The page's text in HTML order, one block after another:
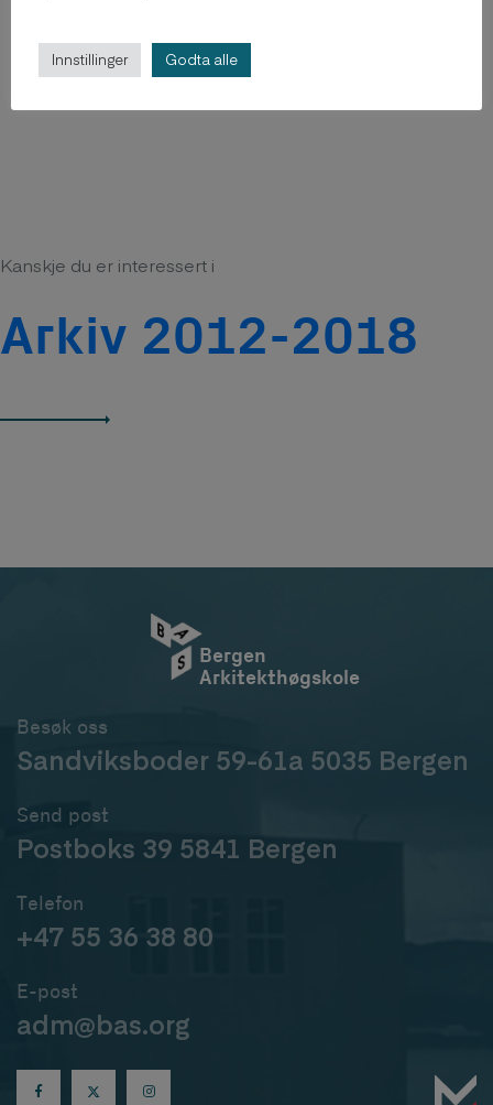
Utforsk prosjektet
Kanskje du er interessert i
Arkiv 2012-2018
Bergen
Arkitekthøgskole
Besøk oss
Sandviksboder 59-61a 5035 Bergen
Send post
Postboks 39 5841 Bergen
Telefon
+47 55 36 38 80
E-post
adm@bas.org
Innstillinger Godta alle